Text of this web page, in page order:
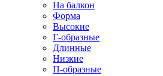
На балкон
Форма
Высокие
Г-образные
Длинные
Низкие
П-образные